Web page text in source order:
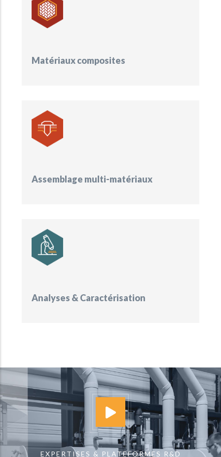
Matériaux composites
Assemblage multi-matériaux
Analyses & Caractérisation
EXPERTISES & PLATEFORMES R&D